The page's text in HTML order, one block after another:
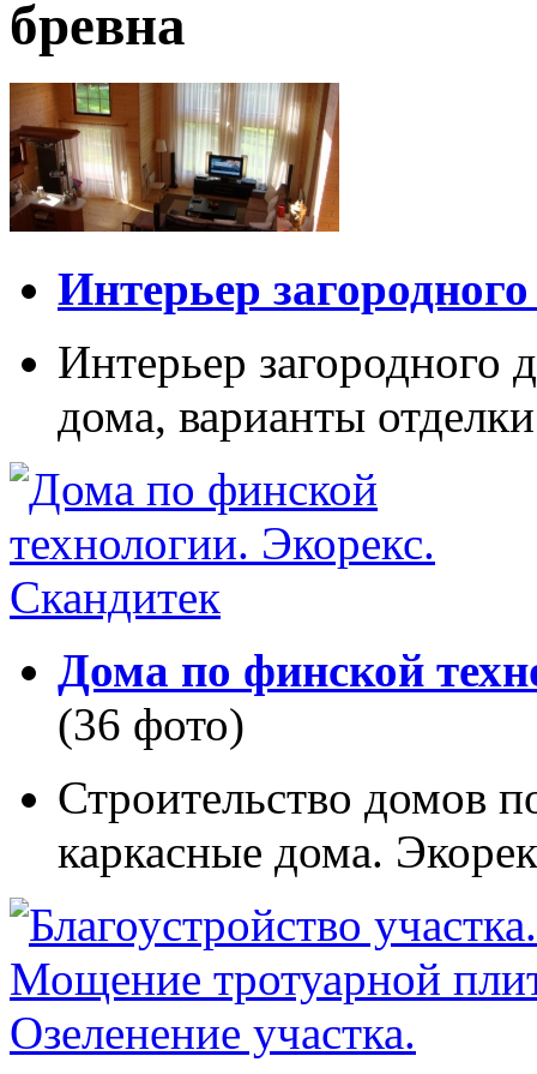
бревна
Интерьер
Интерьер загородного
дома, варианты
Дома по финской
(36 фото)
Строительство домов
каркасные дома.